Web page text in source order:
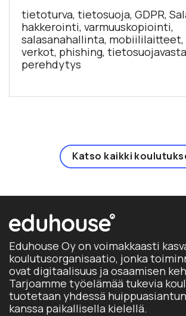
tietoturva, tietosuoja, GDPR,
hakkerointi, varmuuskopiointi,
salasanahallinta, mobiililaitteet,
verkot, phishing,
perehdytys
Katso kaikki
Eduhouse Oy on voimakkaasti
koulutusorganisaatio, jonka
ovat digitaalisuus ja osaamisen
Tarjoamme työelämää tukevia
tuotetaan yhdessä
kanssa paikallisella kielellä.